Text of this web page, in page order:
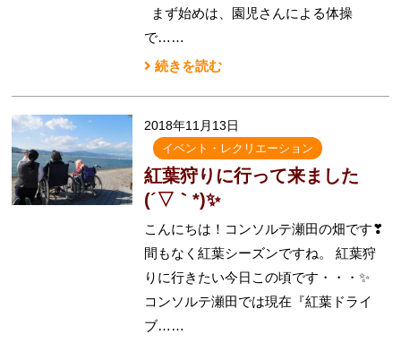
まず始めは、園児さんによる体操
で……
続きを読む
2018年11月13日
イベント・レクリエーション
紅葉狩りに行って来ました
(´▽｀*)✨
こんにちは！コンソルテ瀬田の畑です❣
間もなく紅葉シーズンですね。 紅葉狩
りに行きたい今日この頃です・・・✨
コンソルテ瀬田では現在『紅葉ドライ
ブ……